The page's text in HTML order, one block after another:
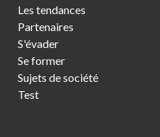
Les tendances
Partenaires
S'évader
Se former
Sujets de société
Test